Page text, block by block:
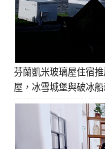
芬蘭凱米玻璃屋住宿
屋，冰雪城堡與破冰